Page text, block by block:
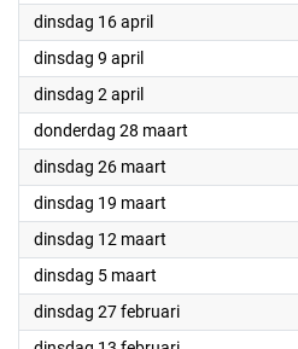
dinsdag 16 april2024
dinsdag 9 april2024
dinsdag 2 april2024
donderdag 28 maart
dinsdag 26 maart
dinsdag 19 maart
dinsdag 12 maart
dinsdag 5 maart
dinsdag 27 februari2024